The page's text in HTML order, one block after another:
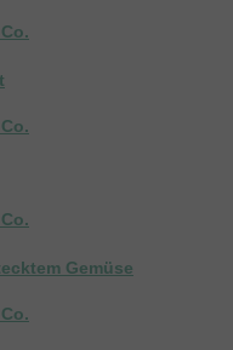
Gemüse